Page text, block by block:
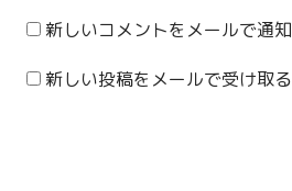
新しいコメントをメールで通知
新しい投稿をメールで受け取る